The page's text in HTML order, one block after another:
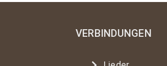
VERBINDUNGEN